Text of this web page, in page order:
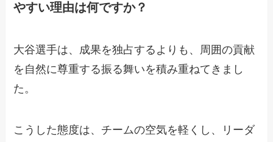
やすい理由は何ですか？
大谷選手は、成果を独占するよりも、周囲の貢献
を自然に尊重する振る舞いを積み重ねてきまし
た。
こうした態度は、チームの空気を軽くし、リーダ